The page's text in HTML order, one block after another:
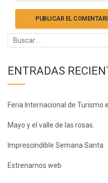
ENTRADAS
Feria Internacional de Turismo
Mayo y el valle de las rosas.
Imprescindible Semana Santa
Estrenamos web